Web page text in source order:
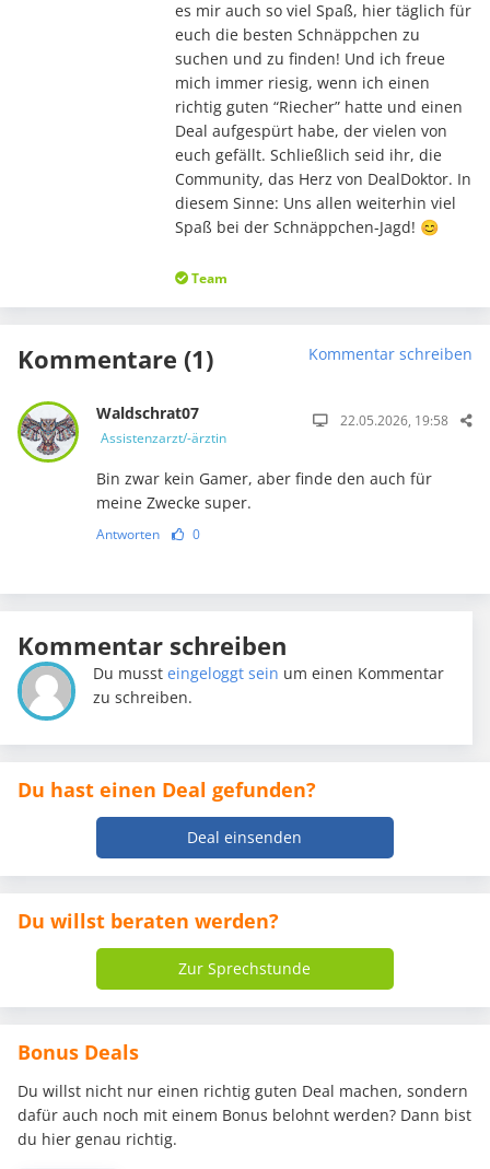
es mir auch so viel Spaß, hier täglich für
euch die besten Schnäppchen zu
suchen und zu finden! Und ich freue
mich immer riesig, wenn ich einen
richtig guten “Riecher” hatte und einen
Deal aufgespürt habe, der vielen von
euch gefällt. Schließlich seid ihr, die
Community, das Herz von DealDoktor. In
diesem Sinne: Uns allen weiterhin viel
Spaß bei der Schnäppchen-Jagd! 😊
Team
Kommentare (1) Kommentar schreiben
Waldschrat07
Assistenzarzt/-ärztin
22.05.2026, 19:58
Bin zwar kein Gamer, aber finde den auch für
meine Zwecke super.
Antworten 0
Kommentar schreiben
Du mussteingeloggt sein um einen Kommentar
zu schreiben.
Du hast einen Deal gefunden?
Deal einsenden
Du willst beraten werden?
Zur Sprechstunde
Bonus Deals
Du willst nicht nur einen richtig guten Deal machen, sondern
dafür auch noch mit einem Bonus belohnt werden? Dann bist
du hier genau richtig.